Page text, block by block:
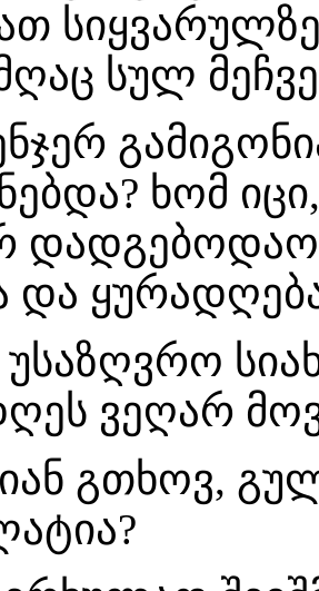
სიყვარულზე
სულ
ხომ
და
უსაზღვრო
ვეღარ
გთხოვ,